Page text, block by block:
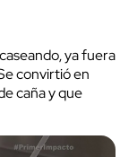
ya fuera
convirtió en
caña y que